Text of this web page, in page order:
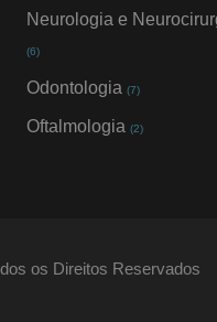
Neurologia e
(6)
Odontologia (7)
Oftalmologia (2)
os Direitos Reservados